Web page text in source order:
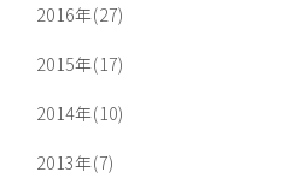
2016年(27)
2015年(17)
2014年(10)
2013年(7)